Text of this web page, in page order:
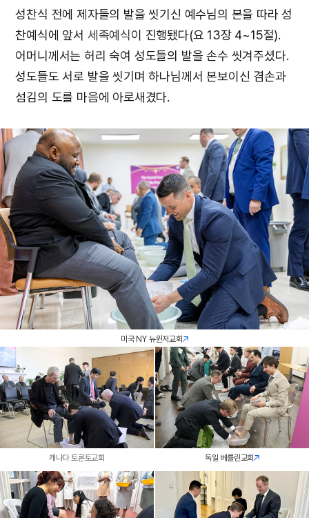
성찬식 전에 제자들의 발을 씻기신 예수님의 본을 따라 성
찬예식에 앞서 세족예식이 진행됐다(요 13장 4~15절).
어머니께서는 허리 숙여 성도들의 발을 손수 씻겨주셨다.
성도들도 서로 발을 씻기며 하나님께서 본보이신 겸손과
섬김의 도를 마음에 아로새겼다.
미국 NY 뉴윈저교회
캐나다 토론토교회 독일 베를린교회